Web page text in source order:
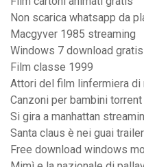
Non scarica whatsapp da
Macgyver 1985 streaming
Windows 7 download
Film classe 1999
Attori del film linfermiera di
Canzoni per bambini torrent
Si gira a manhattan
Santa claus è nei guai trailer
Free download windows